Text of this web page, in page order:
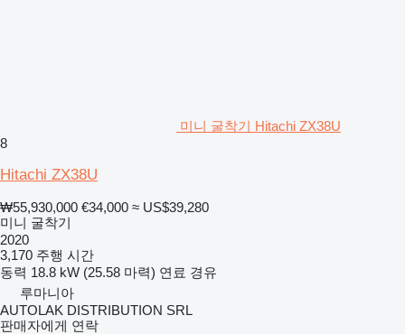
미니 굴착기 Hitachi ZX38U
8
Hitachi ZX38U
₩55,930,000 €34,000 ≈ US$39,280
미니 굴착기
2020
3,170 주행 시간
동력 18.8 kW (25.58 마력) 연료 경유
루마니아
AUTOLAK DISTRIBUTION SRL
판매자에게 연락